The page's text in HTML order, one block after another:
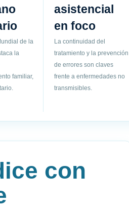
de la
la
familiar,
asistencial
en foco
La continuidad del
tratamiento y la prevención
de errores son claves
frente a enfermedades no
transmisibles.
con